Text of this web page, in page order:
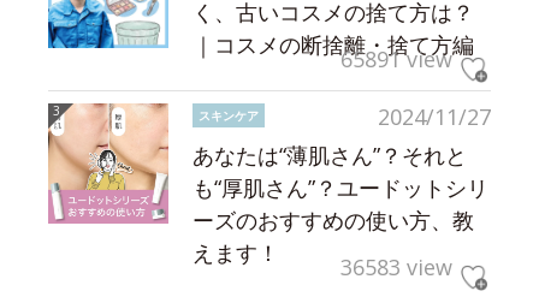
く、古いコスメの捨て方は？
｜コスメの断捨離・捨て方編
65891 view
2024/11/27
スキンケア
あなたは“薄肌さん”？それと
も“厚肌さん”？ユードットシリ
ーズのおすすめの使い方、教
えます！
36583 view